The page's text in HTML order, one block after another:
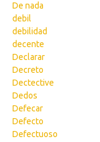
De nada
debil
debilidad
decente
Declarar
Decreto
Dectective
Dedos
Defecar
Defecto
Defectuoso